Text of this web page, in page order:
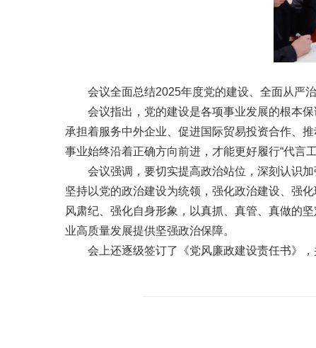
会议全面总结2025年度党的建设、全面从严
会议指出，党的建设是各项事业发展的根本
承担着服务中外企业、促进国际贸易投资合作、
事业始终沿着正确方向前进，才能更好履行“代言
会议强调，要切实提高政治站位，深刻认识
坚持以党的政治建设为统领，强化政治建设、强
风肃纪、强化自身形象，以真抓、真管、真做的
业高质量发展提供坚强政治保障。
会上还逐级签订了《党风廉政建设责任书》，